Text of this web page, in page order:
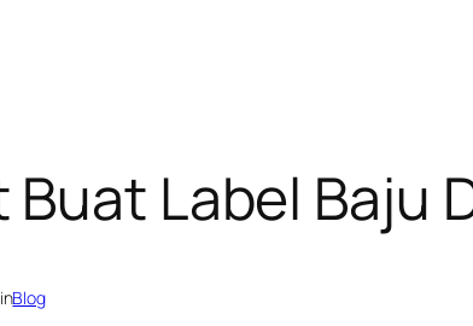
Label Baju
inBlog